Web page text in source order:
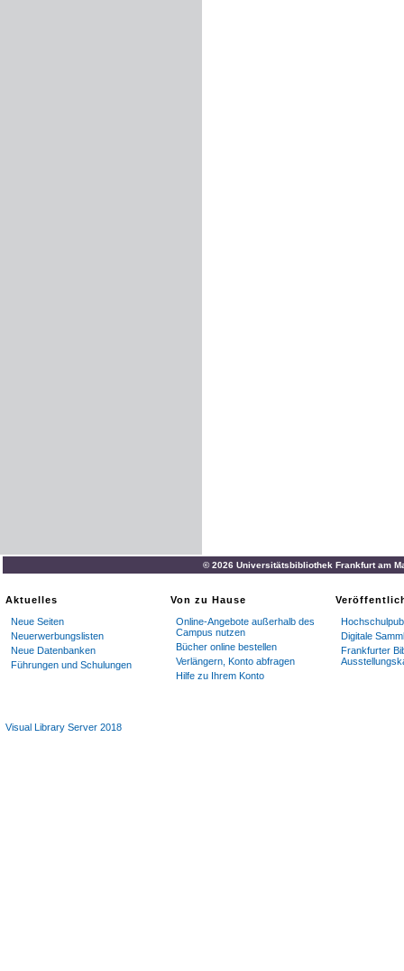
© 2026 Universitätsbibliothek Frankfurt am
Aktuelles
Neue Seiten
Neuerwerbungslisten
Neue Datenbanken
Führungen und Schulungen
Von zu Hause
Online-Angebote außerhalb des
Campus nutzen
Bücher online bestellen
Verlängern, Konto abfragen
Hilfe zu Ihrem Konto
Digitale
Frankfurter
Visual Library Server 2018